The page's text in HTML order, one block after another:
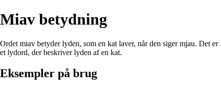
Miav betydning
Ordet miav betyder lyden, som en kat laver, når den siger mjau. Det er
et lydord, der beskriver lyden af en kat.
Eksempler på brug